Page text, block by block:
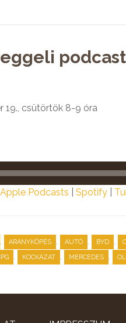
19., csütörtök 8-9 óra
Apple Podcasts Spotify
, ARANYKÖPÉS , AUTÓ , BYD ,
, KOCKÁZAT , MERCEDES ,